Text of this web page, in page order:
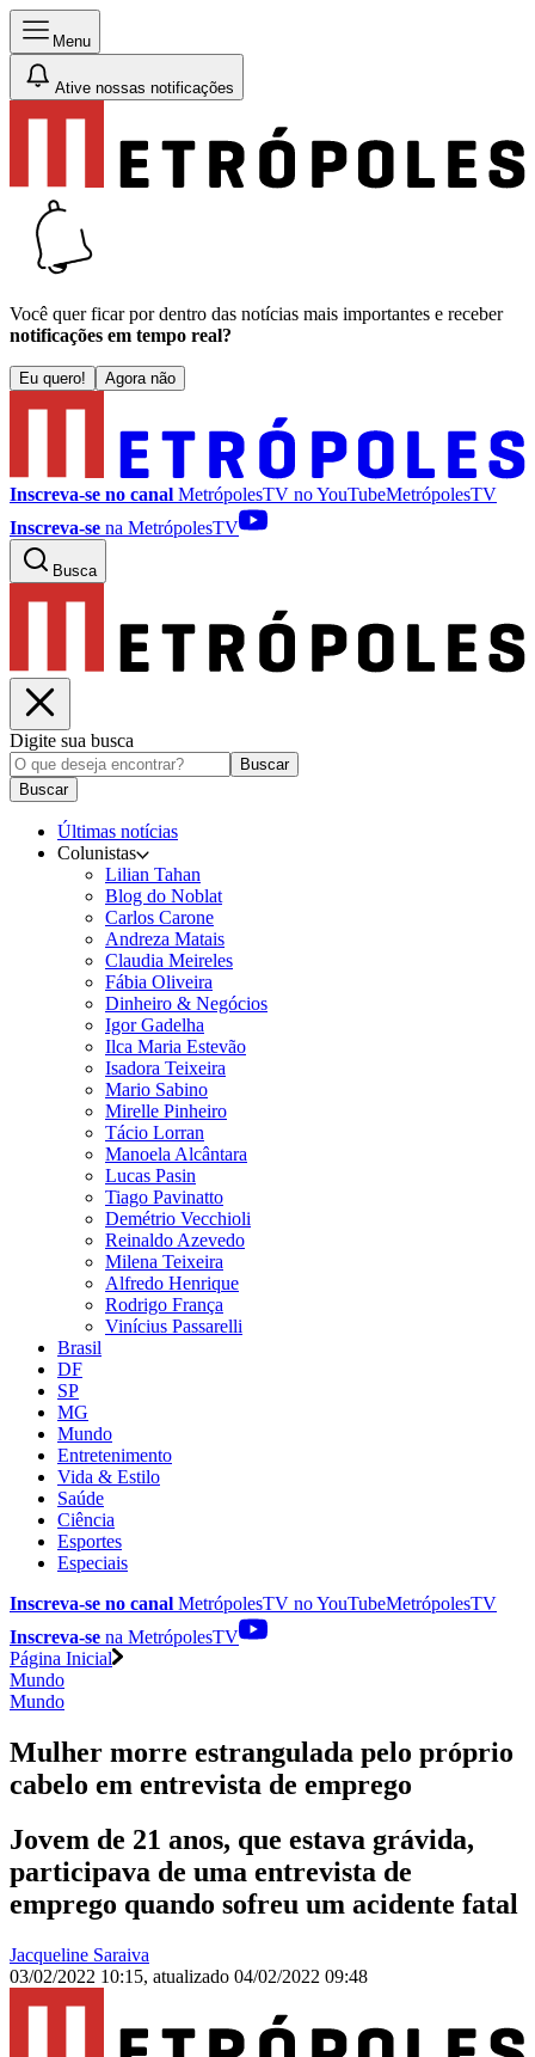
Menu
Ative nossas notificações
Você quer ficar por dentro das notícias mais importantes e receber
notificações em tempo real?
Eu quero! Agora não
Inscreva-se no canal MetrópolesTV noYouTubeMetrópolesTV
Inscreva-se na MetrópolesTV
Busca
Digite sua busca
Buscar
Buscar
Últimas notícias
Colunistas
Lilian Tahan
Blog do Noblat
Carlos Carone
Andreza Matais
Claudia Meireles
Fábia Oliveira
Dinheiro & Negócios
Igor Gadelha
Ilca Maria Estevão
Isadora Teixeira
Mario Sabino
Mirelle Pinheiro
Tácio Lorran
Manoela Alcântara
Lucas Pasin
Tiago Pavinatto
Demétrio Vecchioli
Reinaldo Azevedo
Milena Teixeira
Alfredo Henrique
Rodrigo França
Vinícius Passarelli
Brasil
DF
SP
MG
Mundo
Entretenimento
Vida & Estilo
Saúde
Ciência
Esportes
Especiais
Inscreva-se no canal MetrópolesTV noYouTubeMetrópolesTV
Inscreva-se na MetrópolesTV
Página Inicial
Mundo
Mundo
Mulher morre estrangulada pelo próprio
cabelo em entrevista de emprego
Jovem de 21 anos, que estava grávida,
participava de uma entrevista de
emprego quando sofreu um acidente fatal
Jacqueline Saraiva
03/02/2022 10:15, atualizado 04/02/2022 09:48